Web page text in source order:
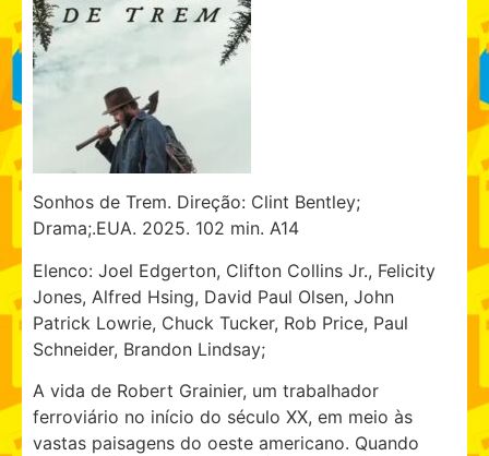
Sonhos de Trem. Direção: Clint Bentley;
Drama;.EUA. 2025. 102 min. A14
Elenco: Joel Edgerton, Clifton Collins Jr., Felicity
Jones, Alfred Hsing, David Paul Olsen, John
Patrick Lowrie, Chuck Tucker, Rob Price, Paul
Schneider, Brandon Lindsay;
A vida de Robert Grainier, um trabalhador
ferroviário no início do século XX, em meio às
vastas paisagens do oeste americano. Quando